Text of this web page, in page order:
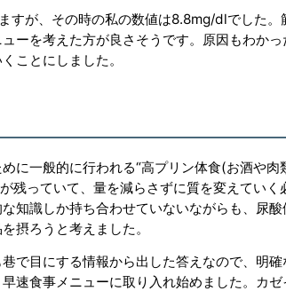
すが、その時の私の数値は8.8mg/dlでした。
ーを考えた方が良さそうです。原因もわかっ
ことにしました。
に一般的に行われる“高プリン体食(お酒や肉
残っていて、量を減らさずに質を変えていく
知識しか持ち合わせていないながらも、尿酸
摂ろうと考えました。
で目にする情報から出した答えなので、明確
速食事メニューに取り入れ始めました。カゼ